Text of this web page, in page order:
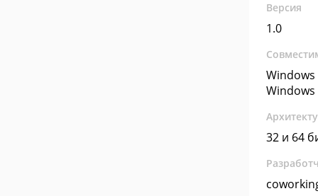
Версия
1.0
Windows
Windows
32 и 64